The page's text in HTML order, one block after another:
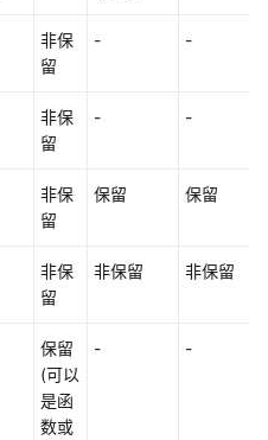
非保
留
- -
非保
留
- -
非保
留
保留 保留
非保
留
非保留 非保留
保留
(可以
是函
数或
- -